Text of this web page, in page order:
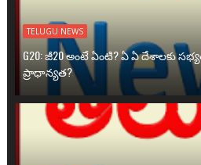
TELUGU NEWS
G20: జీ20 అంటే ఏంటి? ఏ ఏ దేశాలకు
ప్రాధాన్యత?